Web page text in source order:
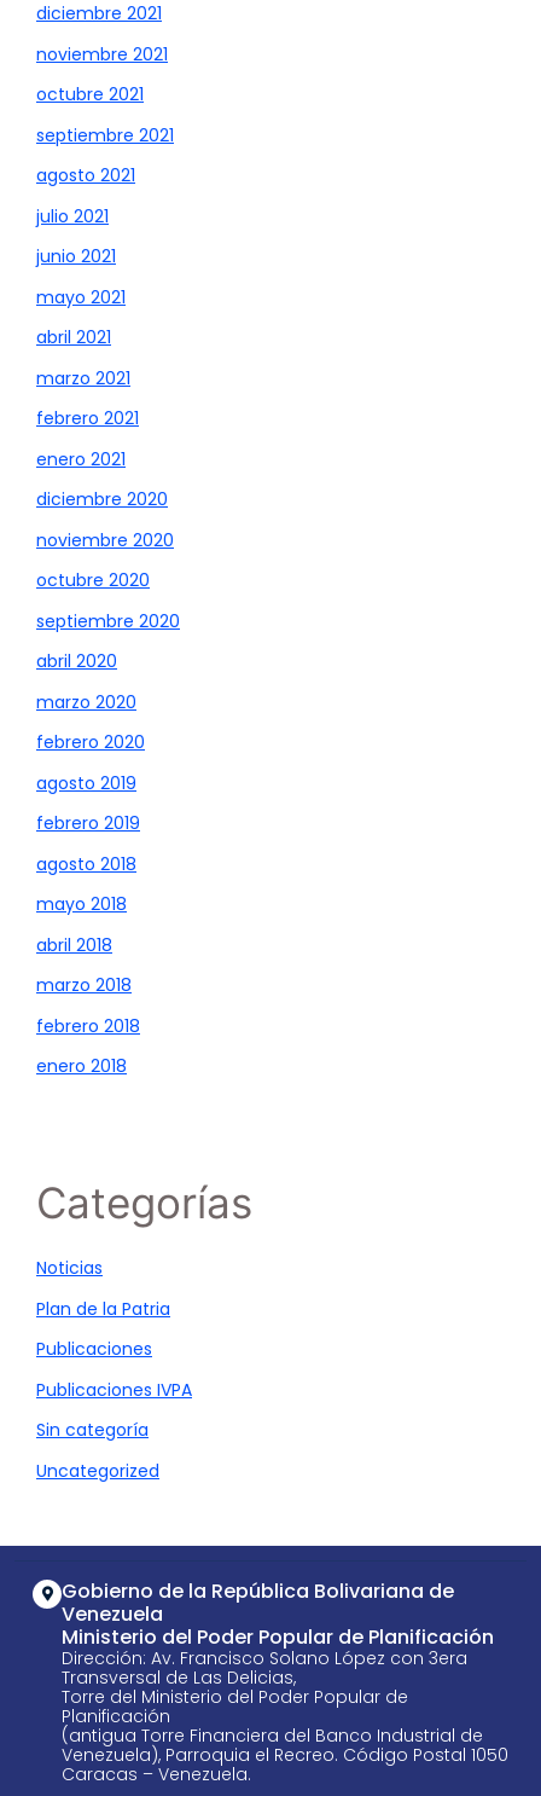
diciembre 2021
noviembre 2021
octubre 2021
septiembre 2021
agosto 2021
julio 2021
junio 2021
mayo 2021
abril 2021
marzo 2021
febrero 2021
enero 2021
diciembre 2020
noviembre 2020
octubre 2020
septiembre 2020
abril 2020
marzo 2020
febrero 2020
agosto 2019
febrero 2019
agosto 2018
mayo 2018
abril 2018
marzo 2018
febrero 2018
enero 2018
Categorías
Noticias
Plan de la Patria
Publicaciones
Publicaciones IVPA
Sin categoría
Uncategorized
Gobierno de la República Bolivariana de
Venezuela
Ministerio del Poder Popular de Planificación
Dirección: Av. Francisco Solano López con 3era
Transversal de Las Delicias,
Torre del Ministerio del Poder Popular de
Planificación
(antigua Torre Financiera del Banco Industrial de
Venezuela), Parroquia el Recreo. Código Postal 1050
Caracas – Venezuela.